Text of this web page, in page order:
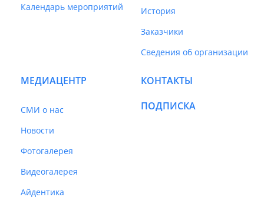
Календарь мероприятий
История
Заказчики
Сведения об организации
МЕДИАЦЕНТР
СМИ о нас
Новости
Фотогалерея
Видеогалерея
Айдентика
КОНТАКТЫ
ПОДПИСКА